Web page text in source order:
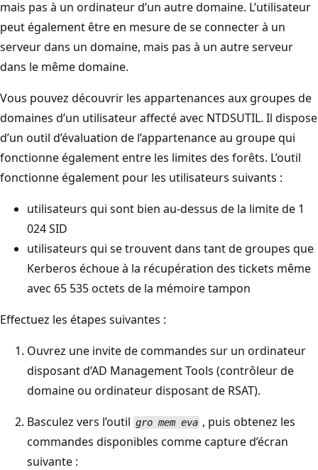
mais pas à un ordinateur d’un autre domaine. L’utilisateur
peut également être en mesure de se connecter à un
serveur dans un domaine, mais pas à un autre serveur
dans le même domaine.
Vous pouvez découvrir les appartenances aux groupes de
domaines d’un utilisateur affecté avec NTDSUTIL. Il dispose
d’un outil d’évaluation de l’appartenance au groupe qui
fonctionne également entre les limites des forêts. L’outil
fonctionne également pour les utilisateurs suivants :
utilisateurs qui sont bien au-dessus de la limite de 1
024 SID
utilisateurs qui se trouvent dans tant de groupes que
Kerberos échoue à la récupération des tickets même
avec 65 535 octets de la mémoire tampon
Effectuez les étapes suivantes :
Ouvrez une invite de commandes sur un ordinateur
disposant d’AD Management Tools (contrôleur de
domaine ou ordinateur disposant de RSAT).
Basculez vers l’outil gro mem eva , puis obtenez les
commandes disponibles comme capture d’écran
suivante :